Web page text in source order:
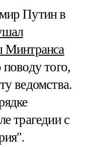
Путин в
Минтранса
поводу того,
ведомства.
трагедии с